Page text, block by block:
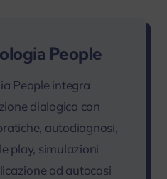
People
People integra
dialogica con
autodiagnosi,
play, simulazioni
ad autocasi